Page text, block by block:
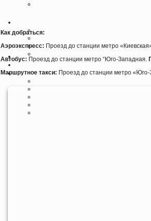
Как добраться:
Аэроэкспресс: Проезд до станции метро
Автобус: Проезд до станции метро “Юго-Западная.
Маршрутное такси: Проезд до станции метро